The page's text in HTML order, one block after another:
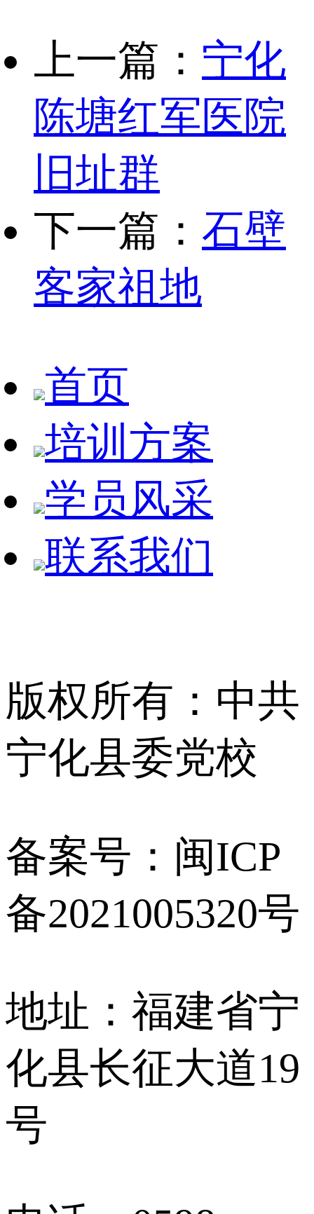
上一篇： 宁化
陈塘红军医院
旧址群
下一篇： 石壁
客家祖地
首页
培训方案
学员风采
联系我们
版权所有：中共
宁化县委党校
备案号：闽ICP
备2021005320号
地址：福建省宁
化县长征大道19
号